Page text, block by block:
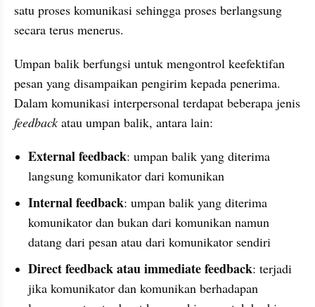
satu proses komunikasi sehingga proses berlangsung
secara terus menerus.
Umpan balik berfungsi untuk mengontrol keefektifan
pesan yang disampaikan pengirim kepada penerima.
feedback atau umpan balik, antara lain:
External feedback: umpan balik yang diterima
langsung komunikator dari komunikan
Internal feedback: umpan balik yang diterima
komunikator dan bukan dari komunikan namun
datang dari pesan atau dari komunikator sendiri
Direct feedback atau immediate feedback: terjadi
jika komunikator dan komunikan berhadapan